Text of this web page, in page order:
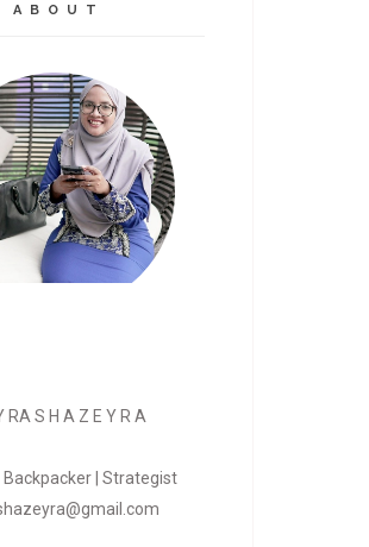
A B O U T
RA S H A Z E Y R A
Backpacker | Strategist